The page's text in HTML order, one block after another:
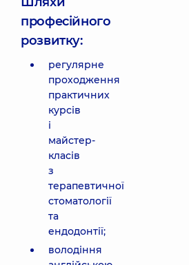
професійного
розвитку:
регулярне
проходження
практичних
курсів
і
майстер-
класів
з
терапевтичної
стоматології
та
ендодонтії;
володіння